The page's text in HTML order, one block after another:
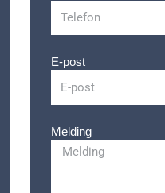
E-post
Melding